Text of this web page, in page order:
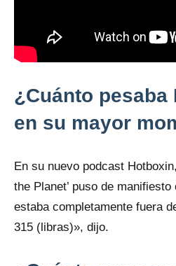
¿Cuánto pesaba
en su mayor
En su nuevo podcast
the Planet’ puso de
estaba completamente fuera
315 (libras)», dijo.